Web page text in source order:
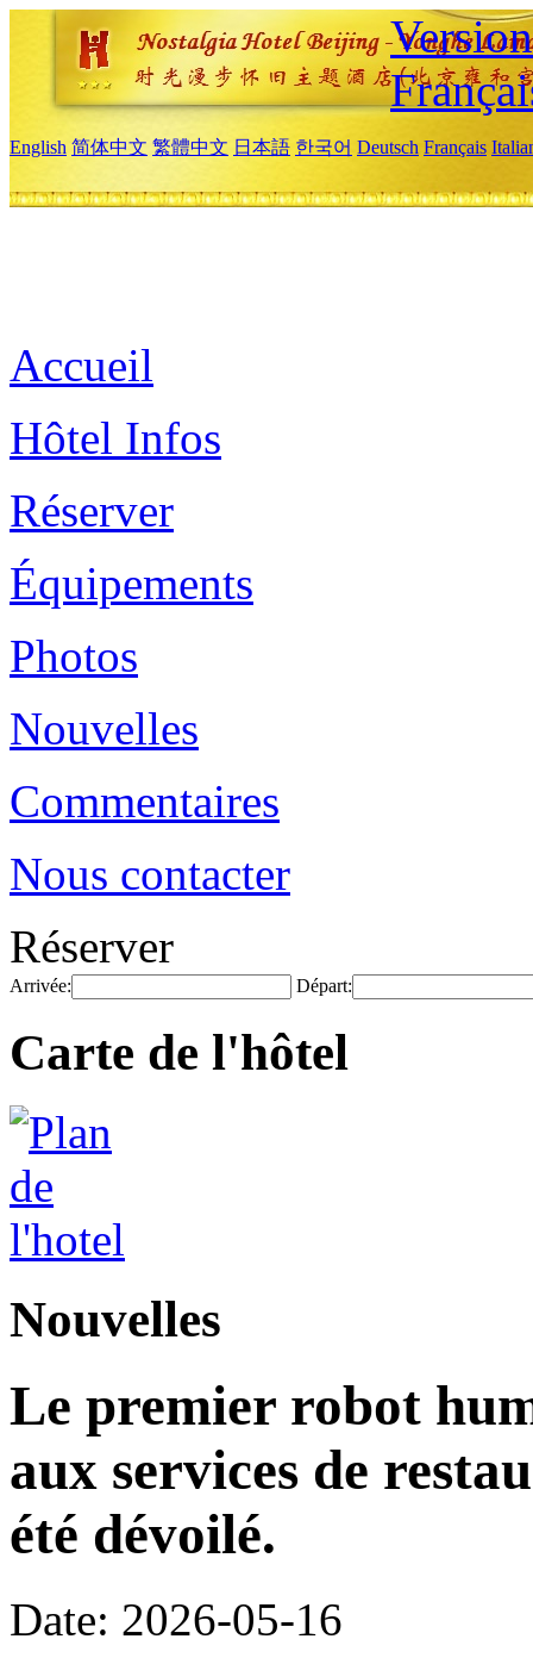
English 简体中文 繁體中文 日本語 한국어 Deutsch Français
Accueil
Hôtel Infos
Réserver
Équipements
Photos
Nouvelles
Commentaires
Nous contacter
Réserver
Arrivée: Départ:
Carte de l'hôtel
Nouvelles
Le premier robot
aux services de
été dévoilé.
Date: 2026-05-16